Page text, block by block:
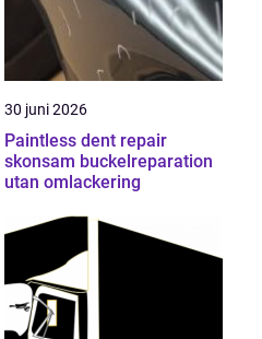
30 juni 2026
Paintless dent repair
skonsam buckelreparation
utan omlackering